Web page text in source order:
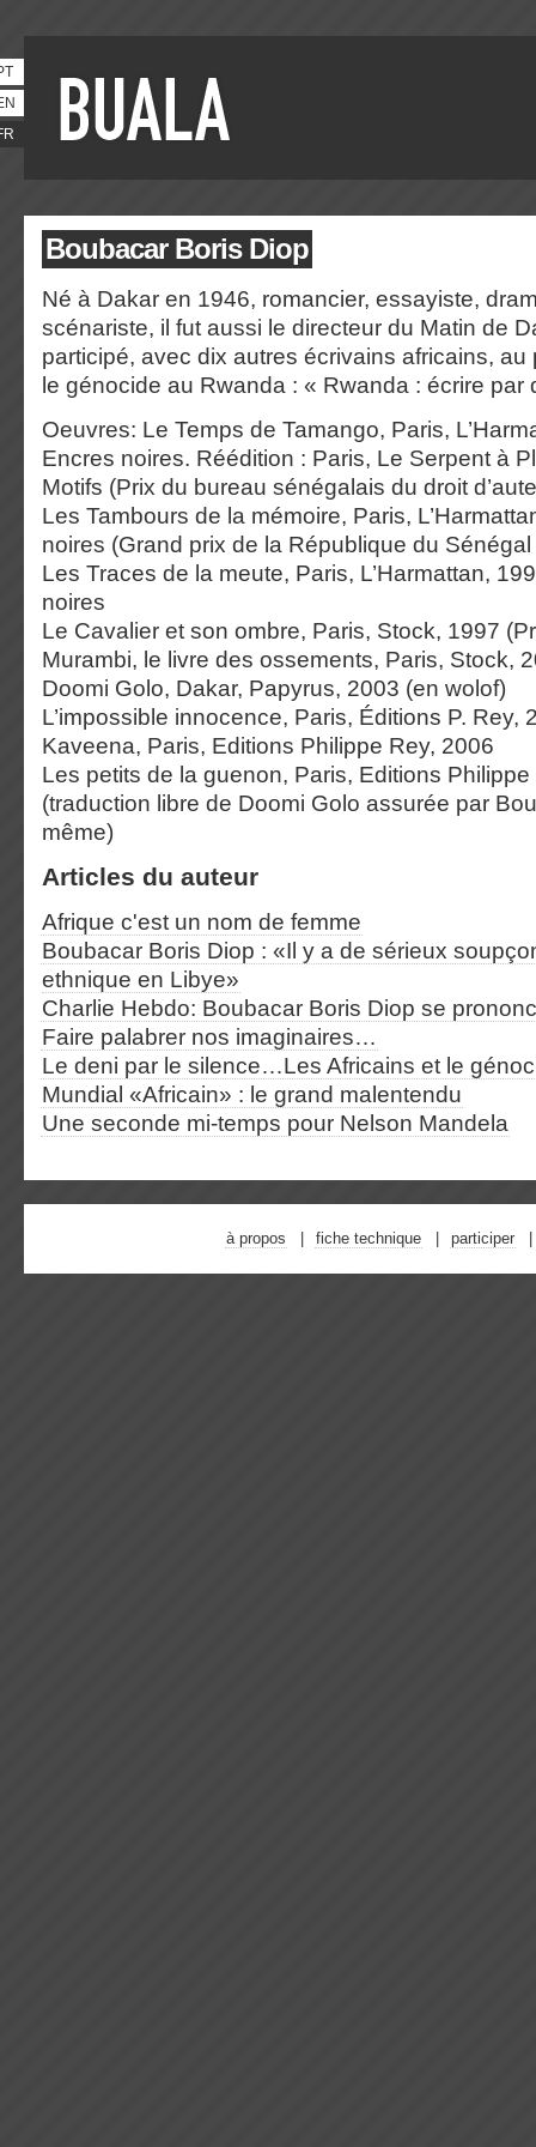
Boubacar Boris Diop
Né à Dakar en 1946, romancier, essayiste,
scénariste, il fut aussi le directeur du Matin de
participé, avec dix autres écrivains africains, au
le génocide au Rwanda : « Rwanda : écrire par
Oeuvres: Le Temps de Tamango, Paris,
Encres noires. Réédition : Paris, Le Serpent à
Motifs (Prix du bureau sénégalais du droit
Les Tambours de la mémoire, Paris,
noires (Grand prix de la République du
Les Traces de la meute, Paris, L’Harmattan,
noires
Le Cavalier et son ombre, Paris, Stock, 1997
Murambi, le livre des ossements, Paris, Stock,
Doomi Golo, Dakar, Papyrus, 2003 (en wolof)
L’impossible innocence, Paris, Éditions P. Rey,
Kaveena, Paris, Editions Philippe Rey, 2006
Les petits de la guenon, Paris, Editions
(traduction libre de Doomi Golo assurée par
même)
Articles du auteur
Afrique c'est un nom de femme
Boubacar Boris Diop : «Il y a de sérieux
ethnique en Libye»
Charlie Hebdo: Boubacar Boris Diop se
Faire palabrer nos imaginaires…
Le deni par le silence…Les Africains et le
Mundial «Africain» : le grand malentendu
Une seconde mi-temps pour Nelson Mandela
à propos fiche technique participer